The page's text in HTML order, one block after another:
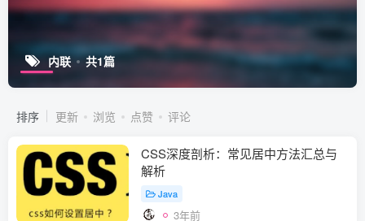
内联 共1篇
排序 更新 浏览 点赞 评论
CSS深度剖析：常见居中方法汇总与
解析
Java
3年前